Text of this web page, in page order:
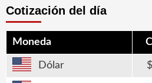
Cotización del día
Moneda
Dólar